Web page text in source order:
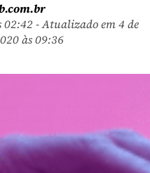
02:42 - Atualizado em 4 de
às 09:36